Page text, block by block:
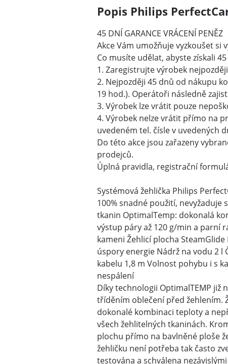
Popis Philips
45 DNÍ GARANCE VRÁCENÍ PENĚZ
Akce Vám umožňuje vyzkoušet si
Co musíte udělat, abyste získali
1. Zaregistrujte výrobek
2. Nejpozději 45 dnů od nákupu
19 hod.). Operátoři následně
3. Výrobek lze vrátit pouze
4. Výrobek nelze vrátit přímo na
uvedeném tel. čísle v uvedených
Do této akce jsou zařazeny
prodejců.
Úplná pravidla, registrační
Systémová žehlička Philips
100% snadné použití, nevyžaduje
tkanin OptimalTemp: dokonalá
výstup páry až 120 g/min a parní
kameni Žehlicí plocha
úspory energie Nádrž na vodu 2 l
kabelu 1,8 m Volnost pohybu i s
nespálení
Díky technologii OptimalTEMP již
tříděním oblečení před žehlením.
dokonalé kombinaci teploty a
všech žehlitelných tkaninách.
plochu přímo na bavlněné ploše
žehličku není potřeba tak často
testována a schválena